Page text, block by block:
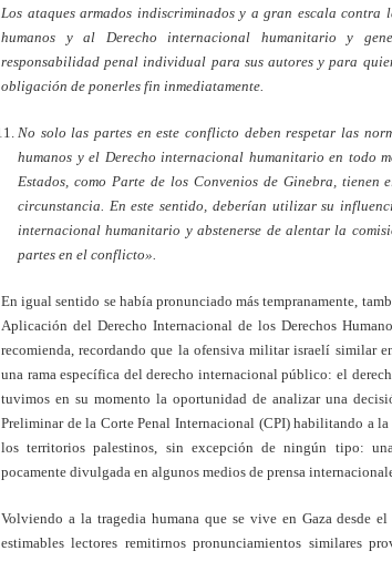
Los ataques armados indiscriminados y a gran escala
humanos y al Derecho internacional humanitario y
responsabilidad penal individual para sus autores y para
obligación de ponerles fin inmediatamente.
No solo las partes en este conflicto deben respetar las
humanos y el Derecho internacional humanitario en todo
Estados, como Parte de los Convenios de Ginebra, tienen
circunstancia. En este sentido, deberían utilizar su
internacional humanitario y abstenerse de alentar la
partes en el conflicto».
En igual sentido se había pronunciado más tempranamente,
Aplicación del Derecho Internacional de los Derechos
recomienda, recordando que la ofensiva militar israelí similar
una rama específica del derecho internacional público: el
tuvimos en su momento la oportunidad de analizar una
Preliminar de la Corte Penal Internacional (CPI) habilitando a
los territorios palestinos, sin excepción de ningún tipo:
pocamente divulgada en algunos medios de prensa
Volviendo a la tragedia humana que se vive en Gaza desde
estimables lectores remitirnos pronunciamientos similares